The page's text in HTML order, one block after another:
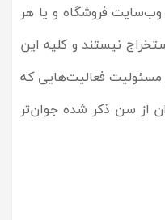
وب‏‌سایت فروشگاه و یا هر
نیستند و کلیه این
فعالیت‌‏هایی که
به فروش می‏‌رساند و در صورتی که کاربران از سن ذکر شده جوان‌‏تر